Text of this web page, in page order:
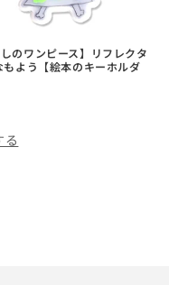
しのワンピース】リフレクタ
もよう【絵本のキーホルダ
る